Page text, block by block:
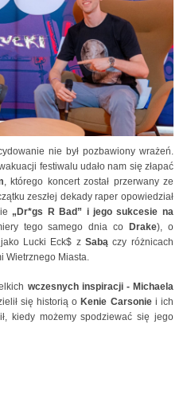
nie był pozbawiony wrażeń.
festiwalu udało nam się złapać
, którego koncert został przerwany ze
zeszłej dekady raper opowiedział
„Dr*gs R Bad” i jego sukcesie na
tego samego dnia co Drake), o
jako Lucki Eck$ zSabą czy różnicach
Wietrznego Miasta.
wczesnych inspiracji - Michaela
się historią o Kenie Carsoniei ich
kiedy możemy spodziewać się jego